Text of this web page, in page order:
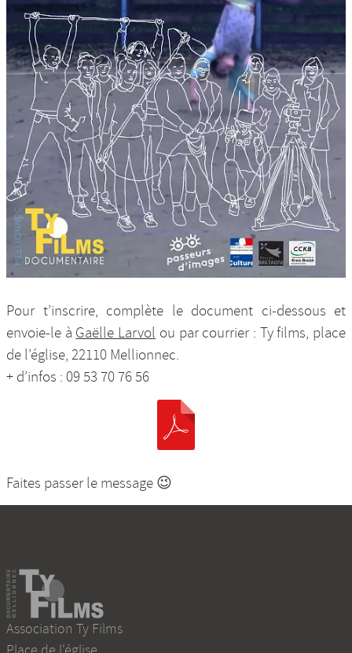
Pour t’inscrire, complète le document ci-dessous et
envoie-le à Gaëlle Larvol ou par courrier : Ty films, place
de l’église, 22110 Mellionnec.
+ d’infos : 09 53 70 76 56
Faites passer le message 😉
Association Ty Films